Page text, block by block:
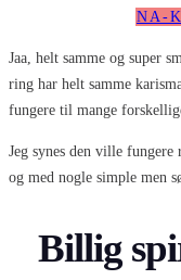
NA-
Jaa, helt samme og super
ring har helt samme
fungere til mange
Jeg synes den ville
og med nogle simple men
Billig